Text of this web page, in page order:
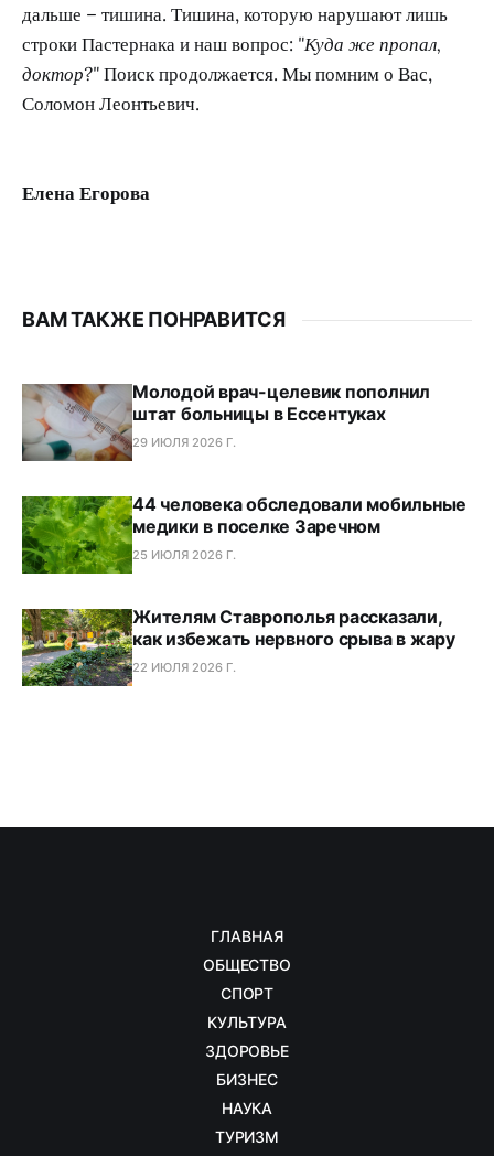
дальше – тишина. Тишина, которую нарушают лишь
строки Пастернака и наш вопрос: "Куда же пропал,
доктор?"Поиск продолжается. Мы помним о Вас,
Соломон Леонтьевич.
Елена Егорова
ВАМ ТАКЖЕ ПОНРАВИТСЯ
Молодой врач-целевик пополнил
штат больницы в Ессентуках
29 ИЮЛЯ 2026 Г.
44 человека обследовали мобильные
медики в поселке Заречном
25 ИЮЛЯ 2026 Г.
Жителям Ставрополья рассказали,
как избежать нервного срыва в жару
22 ИЮЛЯ 2026 Г.
ГЛАВНАЯ
ОБЩЕСТВО
СПОРТ
КУЛЬТУРА
ЗДОРОВЬЕ
БИЗНЕС
НАУКА
ТУРИЗМ